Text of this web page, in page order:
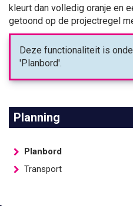
kleurt dan volledig oranje en
getoond op de projectregel
Deze functionaliteit is
'Planbord'.
Planning
Planbord
Transport